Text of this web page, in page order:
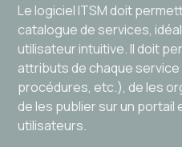
Le logiciel ITSM doit
catalogue de services,
utilisateur intuitive. Il doit
attributs de chaque
procédures, etc.), de les
de les publier sur un
utilisateurs.